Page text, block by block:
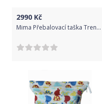
2990 Kč
Mima Přebalovací taška Trendy Flair bílá